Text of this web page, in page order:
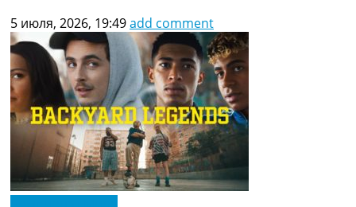
5 июля, 2026, 19:49add comment